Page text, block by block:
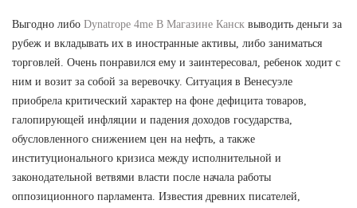
Выгодно либо Dynatrope 4me В Магазине Канск выводить деньги за
рубеж и вкладывать их в иностранные активы, либо заниматься
торговлей. Очень понравился ему и заинтересовал, ребенок ходит с
ним и возит за собой за веревочку. Ситуация в Венесуэле
приобрела критический характер на фоне дефицита товаров,
галопирующей инфляции и падения доходов государства,
обусловленного снижением цен на нефть, а также
институционального кризиса между исполнительной и
законодательной ветвями власти после начала работы
оппозиционного парламента. Известия древних писателей,